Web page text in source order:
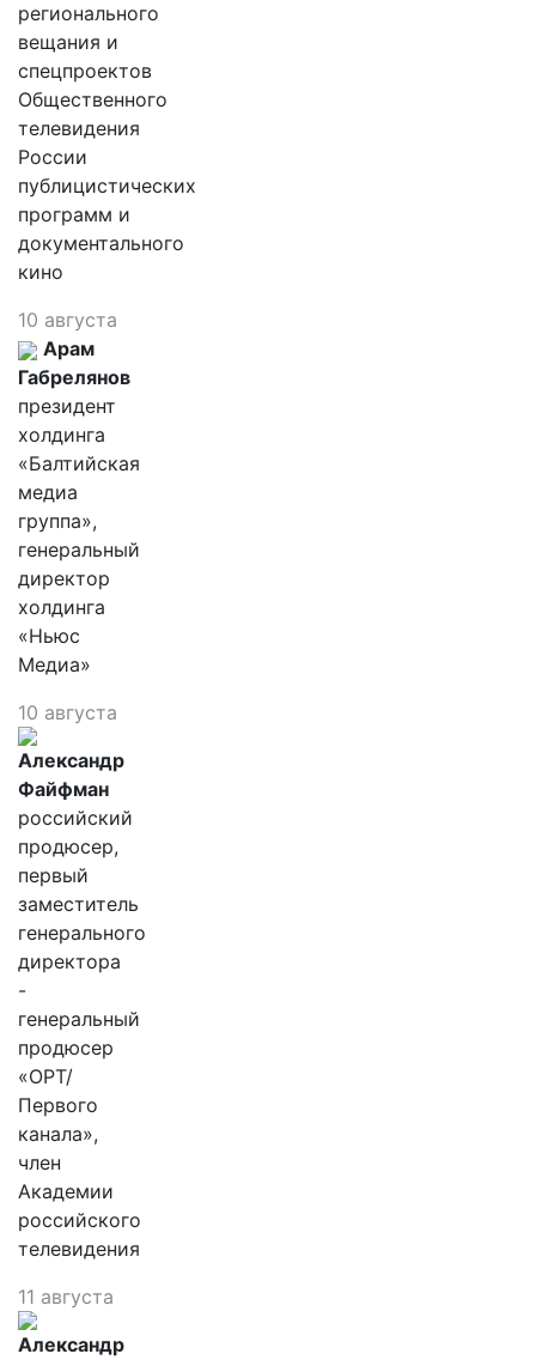
регионального
вещания и
спецпроектов
Общественного
телевидения
России
публицистических
программ и
документального
кино
10 августа
Арам
Габрелянов
президент
холдинга
«Балтийская
медиа
группа»,
генеральный
директор
холдинга
«Ньюс
Медиа»
10 августа
Александр
Файфман
российский
продюсер,
первый
заместитель
генерального
директора
-
генеральный
продюсер
«ОРТ/
Первого
канала»,
член
Академии
российского
телевидения
11 августа
Александр